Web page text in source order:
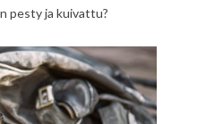
pesty ja kuivattu?